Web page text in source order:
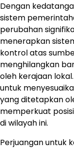
Dengan
sistem
perubahan
menerapkan
kontrol atas
menghilangkan
oleh kerajaan
untuk
yang ditetapkan
memperkuat
di wilayah ini.
Perjuangan untuk